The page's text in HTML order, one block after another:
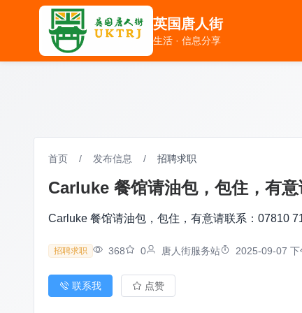
英国唐人街
生活 · 信息分享
英国唐人街
生活 · 信息分享
首页 / 发布信息 / 招聘求职
Carluke 餐馆请油包，包住，有
Carluke 餐馆请油包，包住，有意请联系：07810
招聘求职 368 0 唐人街服务站 2025-09-07 下
联系我 点赞